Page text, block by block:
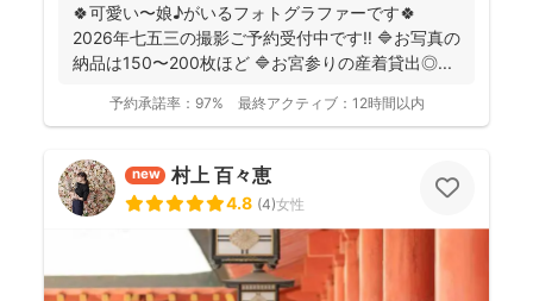
🍀可愛い〜娘♪がいるフォトグラファーです🍀
2026年七五三の撮影ご予約受付中です‼️ 🔷お写真の
納品は150〜200枚ほど 🔷お宮参りの産着貸出◎...
予約承諾率： 97% 最終アクティブ： 12時間以内
new 村上 百々恵
4.8 (4)女性